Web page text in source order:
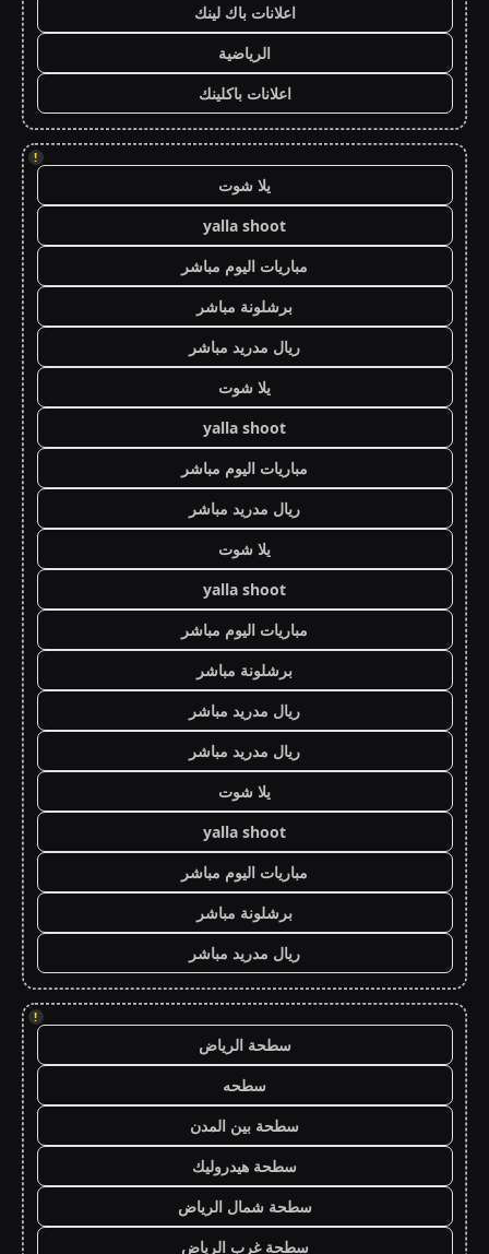
اعلانات باك لينك
الرياضية
اعلانات باكلينك
!
يلا شوت
yalla shoot
مباريات اليوم مباشر
برشلونة مباشر
ريال مدريد مباشر
يلا شوت
yalla shoot
مباريات اليوم مباشر
ريال مدريد مباشر
يلا شوت
yalla shoot
مباريات اليوم مباشر
برشلونة مباشر
ريال مدريد مباشر
ريال مدريد مباشر
يلا شوت
yalla shoot
مباريات اليوم مباشر
برشلونة مباشر
ريال مدريد مباشر
!
سطحة الرياض
سطحه
سطحة بين المدن
سطحة هيدروليك
سطحة شمال الرياض
سطحة غرب الرياض